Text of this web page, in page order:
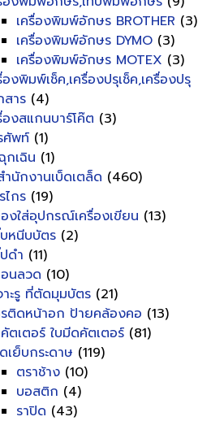
เครื่องพิมพ์อักษร BROTHER (3)
เครื่องพิมพ์อักษร DYMO (3)
เครื่องพิมพ์อักษร MOTEX (3)
องพิมพ์เช็ค,เครื่องปรุเช็ค,เครื่องปรุ
สาร (4)
องสแกนบาร์โค๊ต (3)
ศัพท์ (1)
กเฉิน (1)
นักงานเบ็ดเตล็ด (460)
ไกร (19)
งใส่อุปกรณ์เครื่องเขียน (13)
หนีบบัตร (2)
ดำ (11)
นลวด (10)
าะรู ที่ตัดมุมบัตร (21)
ติดหน้าอก ป้ายคล้องคอ (13)
ตเตอร์ ใบมีดคัตเตอร์ (81)
เย็บกระดาษ (119)
ตราช้าง (10)
บอสติก (4)
ราปิด (43)